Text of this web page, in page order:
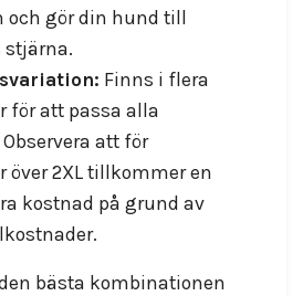
gör din hund till
stjärna.
Finns i flera
för att passa alla
att för
över 2XL tillkommer en
kostnad på grund av
bästa kombinationen